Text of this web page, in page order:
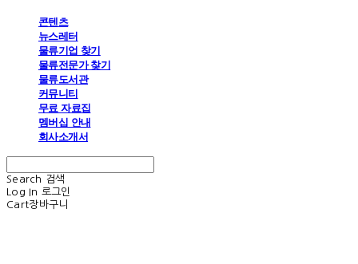
콘텐츠
뉴스레터
물류기업 찾기
물류전문가 찾기
물류도서관
커뮤니티
무료 자료집
멤버십 안내
회사소개서
Search
검색
Log In 로그인
Cart장바구니